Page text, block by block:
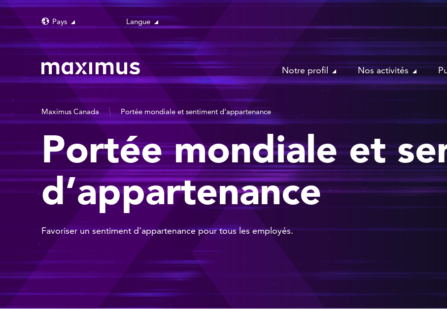
Pays Langue
Notre profil Nos activités
Maximus Canada Portée mondiale et sentiment d’appartenance
Portée mondiale et
d’appartenance
Favoriser un sentiment d’appartenance pour tous les employés.